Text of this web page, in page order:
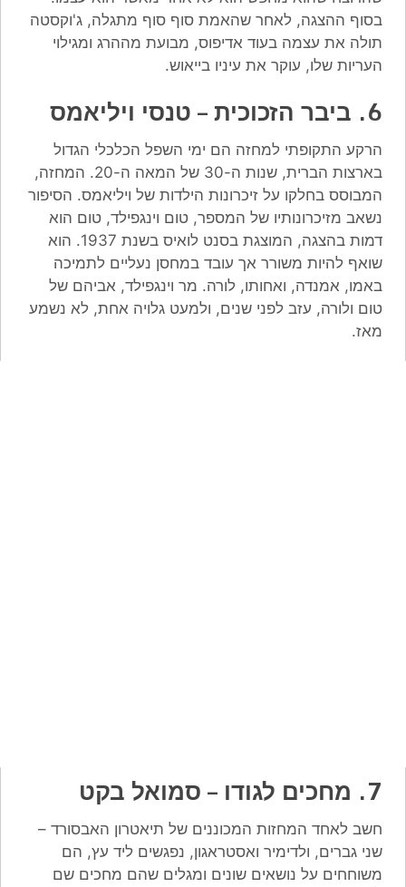
בסוף ההצגה, לאחר שהאמת סוף סוף מתגלה, ג'וקסטה
תולה את עצמה בעוד אדיפוס, מבועת מההרג ומגילוי
העריות שלו, עוקר את עיניו בייאוש.
6. ביבר הזכוכית – טנסי ויליאמס
הרקע התקופתי למחזה הם ימי השפל הכלכלי הגדול
בארצות הברית, שנות ה-30 של המאה ה-20. המחזה,
המבוסס בחלקו על זיכרונות הילדות של ויליאמס. הסיפור
נשאב מזיכרונותיו של המספר, טום וינגפילד, טום הוא
דמות בהצגה, המוצגת בסנט לואיס בשנת 1937. הוא
שואף להיות משורר אך עובד במחסן נעליים לתמיכה
באמו, אמנדה, ואחותו, לורה. מר וינגפילד, אביהם של
טום ולורה, עזב לפני שנים, ולמעט גלויה אחת, לא נשמע
מאז.
7. מחכים לגודו – סמואל בקט
חשב לאחד המחזות המכוננים של תיאטרון האבסורד –
שני גברים, ולדימיר ואסטראגון, נפגשים ליד עץ, הם
משוחחים על נושאים שונים ומגלים שהם מחכים שם